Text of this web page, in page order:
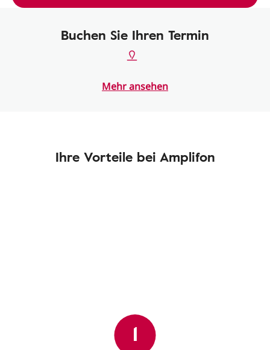
Buchen Sie Ihren Termin
Mehr ansehen
Ihre Vorteile bei Amplifon
1